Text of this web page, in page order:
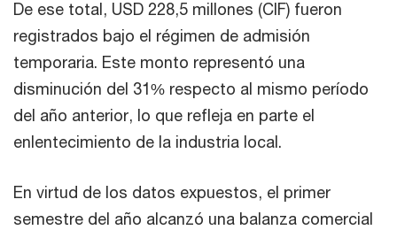
De ese total, USD 228,5 millones (CIF) fueron
registrados bajo el régimen de admisión
temporaria. Este monto representó una
disminución del 31% respecto al mismo período
del año anterior, lo que refleja en parte el
enlentecimiento de la industria local.
En virtud de los datos expuestos, el primer
semestre del año alcanzó una balanza comercial